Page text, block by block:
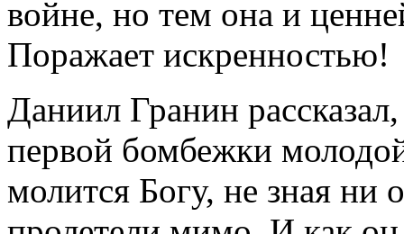
войне, но тем она и
Поражает искренностью!
Даниил Гранин
первой бомбежки
молится Богу, не зная